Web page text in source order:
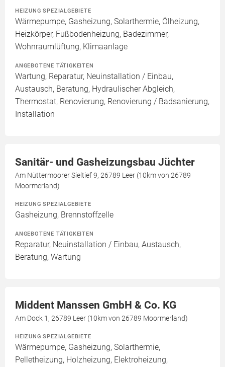
HEIZUNG SPEZIALGEBIETE
Wärmepumpe, Gasheizung, Solarthermie, Ölheizung,
Heizkörper, Fußbodenheizung, Badezimmer,
Wohnraumlüftung, Klimaanlage
ANGEBOTENE TÄTIGKEITEN
Wartung, Reparatur, Neuinstallation / Einbau,
Austausch, Beratung, Hydraulischer Abgleich,
Thermostat, Renovierung, Renovierung / Badsanierung,
Installation
Sanitär- und Gasheizungsbau Jüchter
Am Nüttermoorer Sieltief 9, 26789 Leer (10km von 26789
Moormerland)
HEIZUNG SPEZIALGEBIETE
Gasheizung, Brennstoffzelle
ANGEBOTENE TÄTIGKEITEN
Reparatur, Neuinstallation / Einbau, Austausch,
Beratung, Wartung
Middent Manssen GmbH & Co. KG
Am Dock 1, 26789 Leer (10km von 26789 Moormerland)
HEIZUNG SPEZIALGEBIETE
Wärmepumpe, Gasheizung, Solarthermie,
Pelletheizung, Holzheizung, Elektroheizung,